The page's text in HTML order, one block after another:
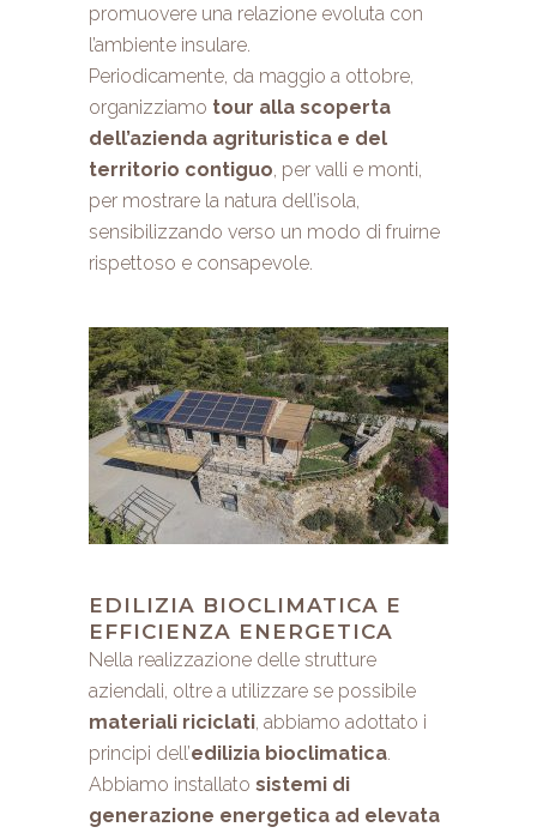
promuovere una relazione evoluta con
l’ambiente insulare.
Periodicamente, da maggio a ottobre,
organizziamo tour alla scoperta
dell’azienda agrituristica e del
territorio contiguo, per valli e monti,
per mostrare la natura dell’isola,
sensibilizzando verso un modo di fruirne
rispettoso e consapevole.
EDILIZIA BIOCLIMATICA E
EFFICIENZA ENERGETICA
Nella realizzazione delle strutture
aziendali, oltre a utilizzare se possibile
materiali riciclati, abbiamo adottato i
principi dell’edilizia bioclimatica.
Abbiamo installato sistemi di
generazione energetica ad elevata